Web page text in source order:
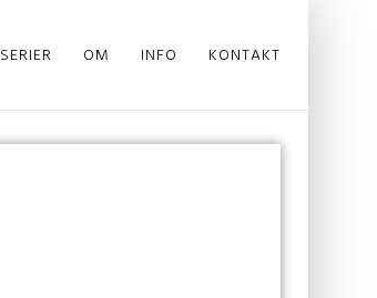
SERIER OM INFO KONTAKT